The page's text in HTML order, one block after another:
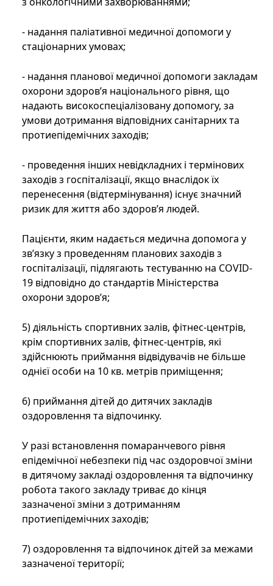
- надання паліативної медичної допомоги у
стаціонарних умовах;
- надання планової медичної допомоги закладам
охорони здоров’я національного рівня, що
надають високоспеціалізовану допомогу, за
умови дотримання відповідних санітарних та
протиепідемічних заходів;
- проведення інших невідкладних і термінових
заходів з госпіталізації, якщо внаслідок їх
перенесення (відтермінування) існує значний
ризик для життя або здоров’я людей.
Пацієнти, яким надається медична допомога у
зв’язку з проведенням планових заходів з
госпіталізації, підлягають тестуванню на COVID-
19 відповідно до стандартів Міністерства
охорони здоров’я;
5) діяльність спортивних залів, фітнес-центрів,
крім спортивних залів, фітнес-центрів, які
здійснюють приймання відвідувачів не більше
однієї особи на 10 кв. метрів приміщення;
6) приймання дітей до дитячих закладів
оздоровлення та відпочинку.
У разі встановлення помаранчевого рівня
епідемічної небезпеки під час оздоровчої зміни
в дитячому закладі оздоровлення та відпочинку
робота такого закладу триває до кінця
зазначеної зміни з дотриманням
протиепідемічних заходів;
7) оздоровлення та відпочинок дітей за межами
зазначеної території;